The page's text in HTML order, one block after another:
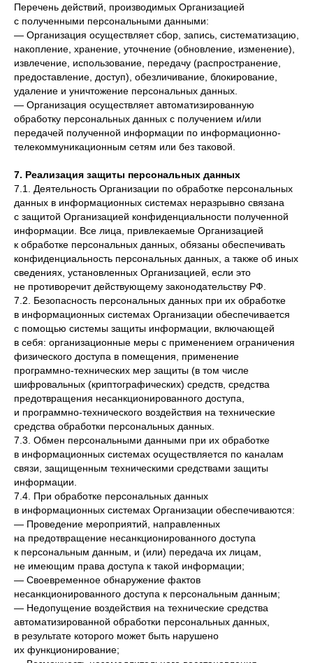
Перечень действий, производимых Организацией
с полученными персональными данными:
— Организация осуществляет сбор, запись, систематизацию,
накопление, хранение, уточнение (обновление, изменение),
извлечение, использование, передачу (распространение,
предоставление, доступ), обезличивание, блокирование,
удаление и уничтожение персональных данных.
— Организация осуществляет автоматизированную
обработку персональных данных с получением и/или
передачей полученной информации по информационно-
телекоммуникационным сетям или без таковой.
7. Реализация защиты персональных данных
7.1. Деятельность Организации по обработке персональных
данных в информационных системах неразрывно связана
с защитой Организацией конфиденциальности полученной
информации. Все лица, привлекаемые Организацией
к обработке персональных данных, обязаны обеспечивать
конфиденциальность персональных данных, а также об иных
сведениях, установленных Организацией, если это
не противоречит действующему законодательству РФ.
7.2. Безопасность персональных данных при их обработке
в информационных системах Организации обеспечивается
с помощью системы защиты информации, включающей
в себя: организационные меры с применением ограничения
физического доступа в помещения, применение
программно-технических мер защиты (в том числе
шифровальных (криптографических) средств, средства
предотвращения несанкционированного доступа,
и программно-технического воздействия на технические
средства обработки персональных данных.
7.3. Обмен персональными данными при их обработке
в информационных системах осуществляется по каналам
связи, защищенным техническими средствами защиты
информации.
7.4. При обработке персональных данных
в информационных системах Организации обеспечиваются:
— Проведение мероприятий, направленных
на предотвращение несанкционированного доступа
к персональным данным, и (или) передача их лицам,
не имеющим права доступа к такой информации;
— Своевременное обнаружение фактов
несанкционированного доступа к персональным данным;
— Недопущение воздействия на технические средства
автоматизированной обработки персональных данных,
в результате которого может быть нарушено
их функционирование;